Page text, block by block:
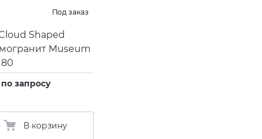
Под заказ
Shaped
Museum
запросу
В корзину